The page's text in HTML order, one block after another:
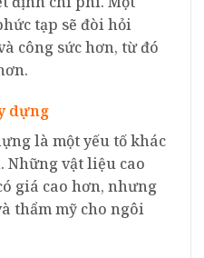
tạp sẽ đòi hỏi
công sức hơn, từ đó
dựng
là một yếu tố khác
Những vật liệu cao
giá cao hơn, nhưng
thẩm mỹ cho ngôi